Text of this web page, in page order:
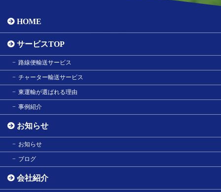
HOME
サービスTOP
路線便輸送サービス
チャーター輸送サービス
東運輸が選ばれる理由
事例紹介
お知らせ
お知らせ
ブログ
会社紹介